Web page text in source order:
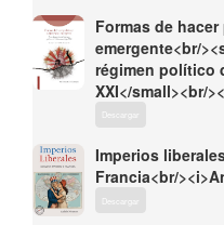
Formas de
emergente<br/
régimen político
XXI</small><br/
Descargar
Imperios
Francia<br/
Descargar